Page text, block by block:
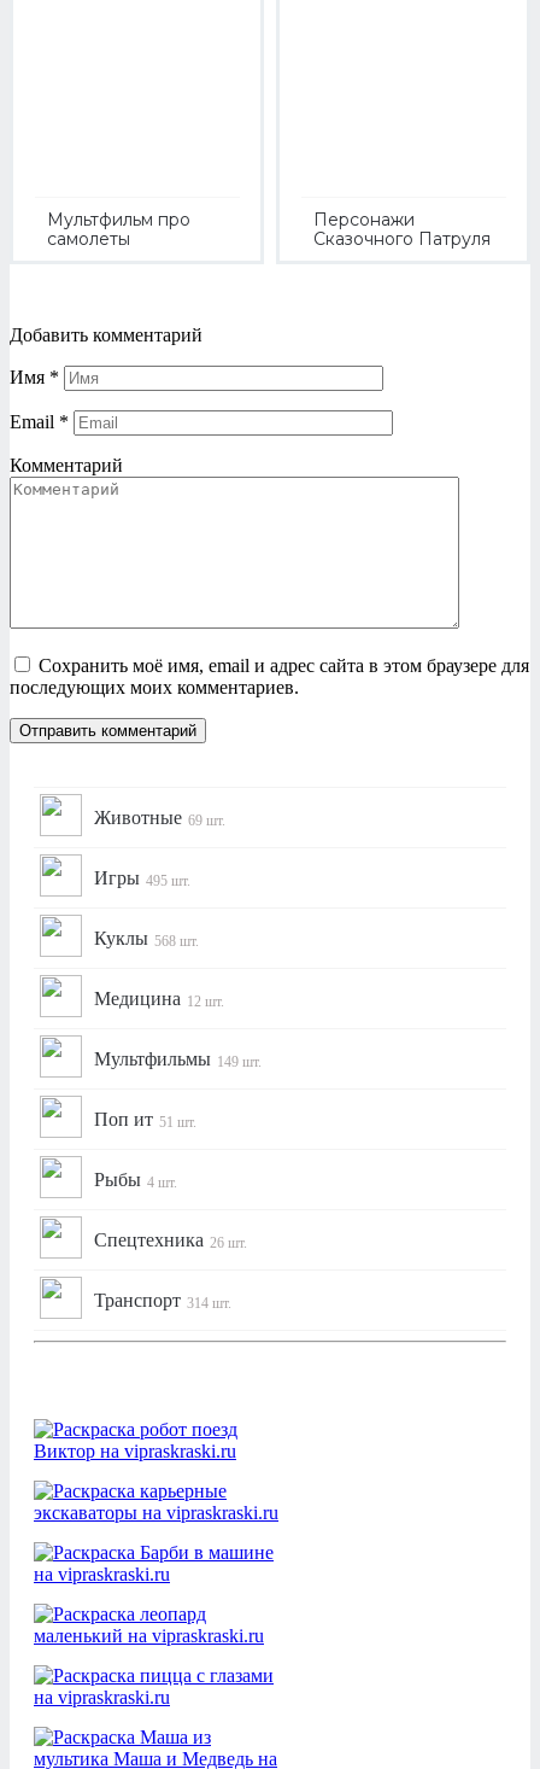
Мультфильм про
самолеты
Персонажи
Сказочного Патруля
Добавить комментарий
Имя *
Email *
Комментарий
Сохранить моё имя, email и адрес сайта в этом браузере для
последующих моих комментариев.
Животные 69 шт.
Игры 495 шт.
Куклы 568 шт.
Медицина 12 шт.
Мультфильмы 149 шт.
Поп ит 51 шт.
Рыбы 4 шт.
Спецтехника 26 шт.
Транспорт 314 шт.